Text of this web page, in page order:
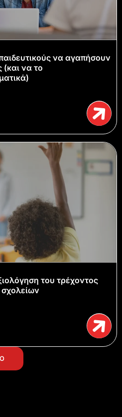
να αγαπήσουν
(και να το
του τρέχοντος
σχολείων